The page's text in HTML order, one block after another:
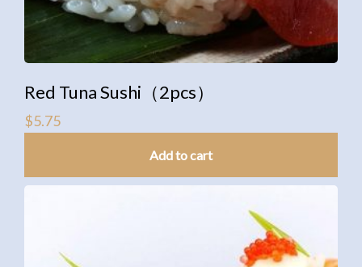
Red Tuna Sushi（2pcs）
$5.75
Add to cart